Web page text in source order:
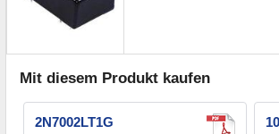
Mit diesem Produkt kaufen
2N7002LT1G